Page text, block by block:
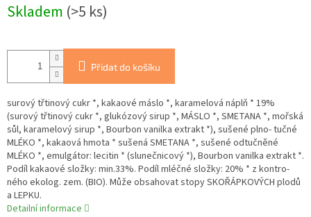
cena:
Skladem (>5 ks)
Přidat do košíku
surový třtinový cukr *, kakaové máslo *, karamelová náplň * 19%
(surový třtinový cukr *, glukózový sirup *, MÁSLO *, SMETANA *, mořská
sůl, karamelový sirup *, Bourbon vanilka extrakt *), sušené plno- tučné
MLÉKO *, kakaová hmota * sušená SMETANA *, sušené odtučněné
MLÉKO *, emulgátor: lecitin * (slunečnicový *), Bourbon vanilka extrakt *.
Podíl kakaové složky: min.33%. Podíl mléčné složky: 20% * z kontro-
ného ekolog. zem. (BIO). Může obsahovat stopy SKOŘÁPKOVÝCH plodů
a LEPKU.
Detailní informace